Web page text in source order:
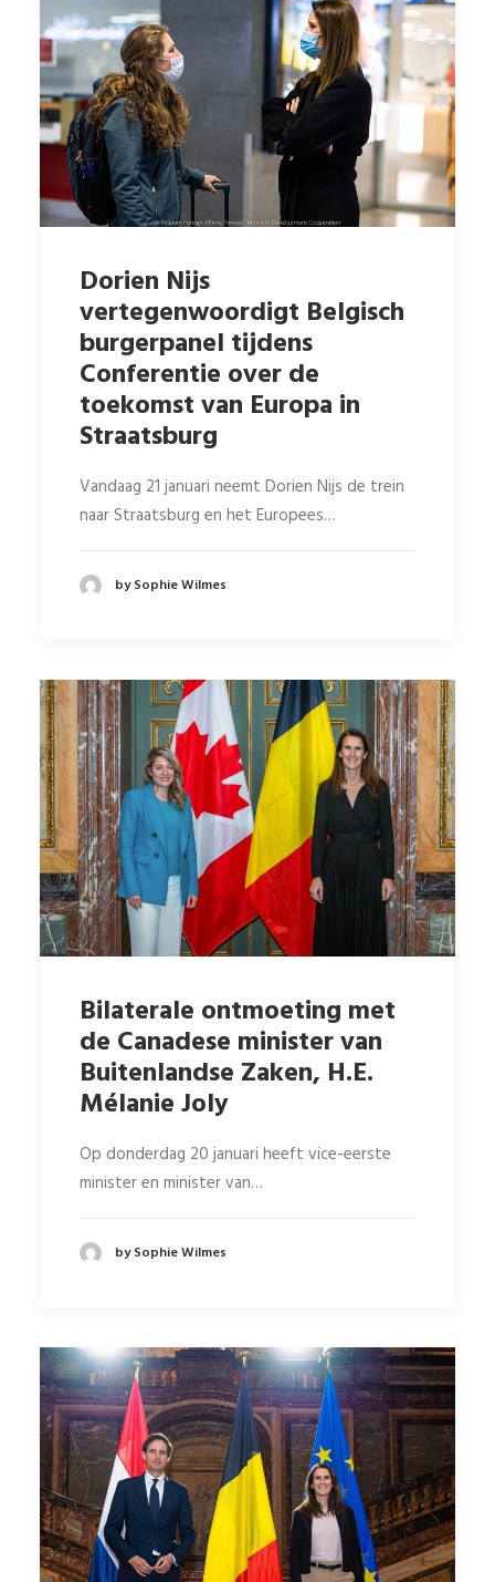
Dorien Nijs
vertegenwoordigt Belgisch
burgerpanel tijdens
Conferentie over de
toekomst van Europa in
Straatsburg
Vandaag 21 januari neemt Dorien Nijs de trein
naar Straatsburg en het Europees…
by Sophie Wilmes
Bilaterale ontmoeting met
de Canadese minister van
Buitenlandse Zaken, H.E.
Mélanie Joly
Op donderdag 20 januari heeft vice-eerste
minister en minister van…
by Sophie Wilmes